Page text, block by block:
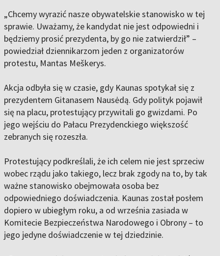
„Chcemy wyrazić nasze obywatelskie stanowisko w tej
sprawie. Uważamy, że kandydat nie jest odpowiedni i
będziemy prosić prezydenta, by go nie zatwierdził” –
powiedział dziennikarzom jeden z organizatorów
protestu, Mantas Meškerys.
Akcja odbyła się w czasie, gdy Kaunas spotykał się z
prezydentem Gitanasem Nausėdą. Gdy polityk pojawił
się na placu, protestujący przywitali go gwizdami. Po
jego wejściu do Pałacu Prezydenckiego większość
zebranych się rozeszła.
Protestujący podkreślali, że ich celem nie jest sprzeciw
wobec rządu jako takiego, lecz brak zgody na to, by tak
ważne stanowisko obejmowała osoba bez
odpowiedniego doświadczenia. Kaunas został posłem
dopiero w ubiegłym roku, a od września zasiada w
Komitecie Bezpieczeństwa Narodowego i Obrony – to
jego jedyne doświadczenie w tej dziedzinie.